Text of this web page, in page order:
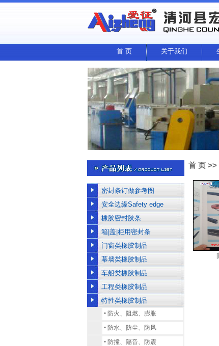
首 页 关于我们
密封条订做参考图
安全边缘Safety edge
橡胶密封胶条
箱|盖|柜用密封条
门窗类橡胶制品
幕墙类橡胶制品
车船类橡胶制品
工程类橡胶制品
特性类橡胶制品
• 防火、阻燃、膨胀
• 防水、防尘、防风
• 防撞、隔音、防震
首 页>>